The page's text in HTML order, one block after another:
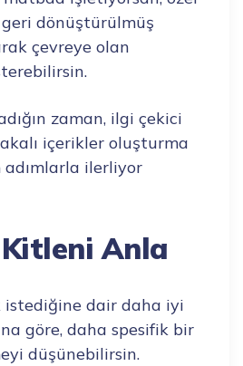
dönüştürülmüş
çevreye olan
zaman, ilgi çekici
içerikler oluşturma
ilerliyor
Anla
istediğine dair daha iyi
göre, daha spesifik bir
düşünebilirsin.